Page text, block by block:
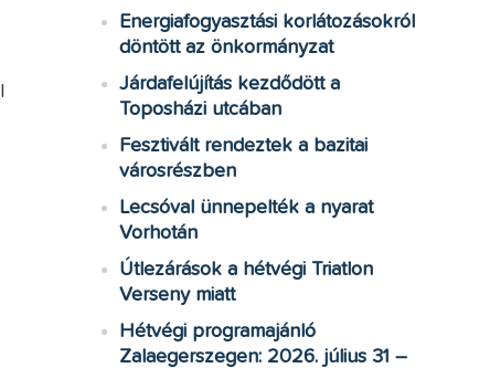
Energiafogyasztási korlátozásokról
döntött az önkormányzat
Járdafelújítás kezdődött a
Toposházi utcában
Fesztivált rendeztek a bazitai
városrészben
Lecsóval ünnepelték a nyarat
Vorhotán
Útlezárások a hétvégi Triatlon
Verseny miatt
Hétvégi programajánló
Zalaegerszegen: 2026. július 31 –